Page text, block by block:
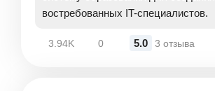
востребованных IT-специалистов.
3.94K 0 5.0 3 отзыва